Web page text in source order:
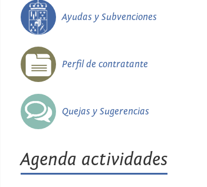
Ayudas y Subvenciones
Perfil de contratante
Quejas y Sugerencias
Agenda actividades